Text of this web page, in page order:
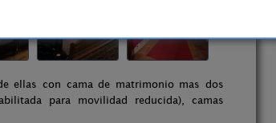
ellas con cama de matrimonio mas dos
para movilidad reducida), camas